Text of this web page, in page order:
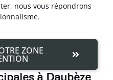
nous vous répondrons
ZONE
à Daubèze